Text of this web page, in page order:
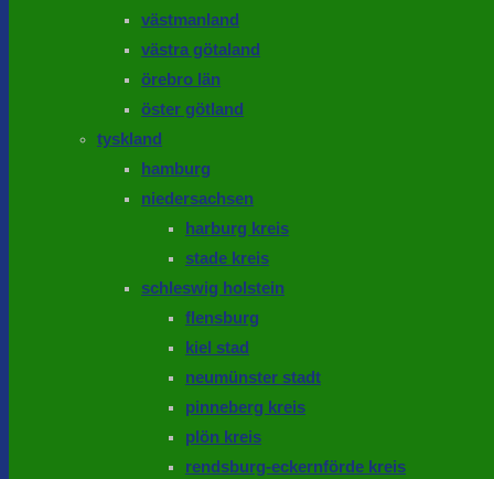
västmanland
västra götaland
örebro län
öster götland
tyskland
hamburg
niedersachsen
harburg kreis
stade kreis
schleswig holstein
flensburg
kiel stad
neumünster stadt
pinneberg kreis
plön kreis
rendsburg-eckernförde kreis